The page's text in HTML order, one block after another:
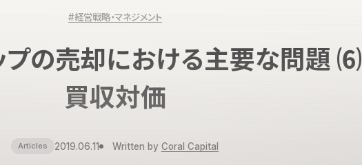
#経営戦略・マネジメント
プの売却における主要な問題 ⑹
買収対価
Articles 2019.06.11 Written byCoral Capital